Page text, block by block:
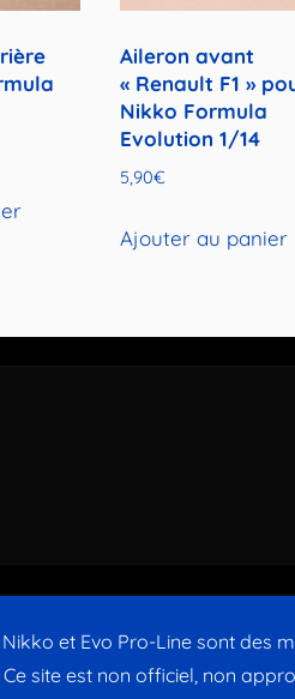
Aileron avant
« Renault F1 »
Nikko Formula
Evolution 1/14
5,90€
Ajouter au panier
Nikko et Evo Pro-Line sont des
Ce site est non officiel, non